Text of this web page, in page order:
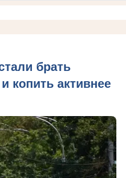
брать
копить активнее